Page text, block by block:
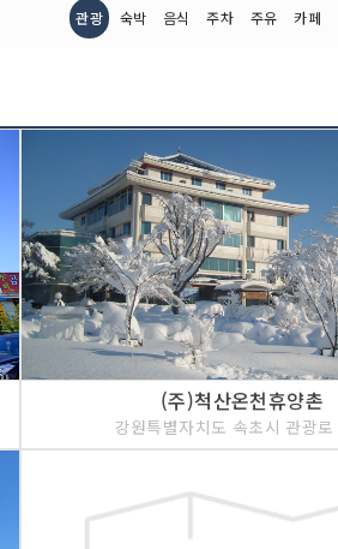
관광 숙박 음식 주차 주유 카페
(주)척산온천휴양촌
강원특별자치도 속초시 관광